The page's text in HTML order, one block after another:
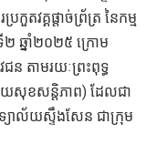
តវគ្គផ្តាច់ព្រ័ត្រ នៃកម្ម
ឆ្នាំ២០២៥ ក្រោម
តាមរយៈព្រះពុទ្ធ
ោយសុខសន្តិភាព) ដែលជា
យាល័យស្ទឹងសែន ជាក្រុម